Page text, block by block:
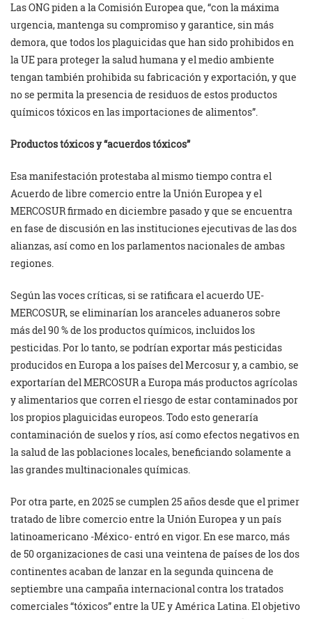
Las ONG piden a la Comisión Europea que, “con la máxima
urgencia, mantenga su compromiso y garantice, sin más
demora, que todos los plaguicidas que han sido prohibidos en
la UE para proteger la salud humana y el medio ambiente
tengan también prohibida su fabricación y exportación, y que
no se permita la presencia de residuos de estos productos
químicos tóxicos en las importaciones de alimentos”.
Productos tóxicos y “acuerdos tóxicos”
Esa manifestación protestaba al mismo tiempo contra el
Acuerdo de libre comercio entre la Unión Europea y el
MERCOSUR firmado en diciembre pasado y que se encuentra
en fase de discusión en las instituciones ejecutivas de las dos
alianzas, así como en los parlamentos nacionales de ambas
regiones.
Según las voces críticas, si se ratificara el acuerdo UE-
MERCOSUR, se eliminarían los aranceles aduaneros sobre
más del 90 % de los productos químicos, incluidos los
pesticidas. Por lo tanto, se podrían exportar más pesticidas
producidos en Europa a los países del Mercosur y, a cambio, se
exportarían del MERCOSUR a Europa más productos agrícolas
y alimentarios que corren el riesgo de estar contaminados por
los propios plaguicidas europeos. Todo esto generaría
contaminación de suelos y ríos, así como efectos negativos en
la salud de las poblaciones locales, beneficiando solamente a
las grandes multinacionales químicas.
Por otra parte, en 2025 se cumplen 25 años desde que el primer
tratado de libre comercio entre la Unión Europea y un país
latinoamericano -México- entró en vigor. En ese marco, más
de 50 organizaciones de casi una veintena de países de los dos
continentes acaban de lanzar en la segunda quincena de
septiembre una campaña internacional contra los tratados
comerciales “tóxicos” entre la UE y América Latina. El objetivo